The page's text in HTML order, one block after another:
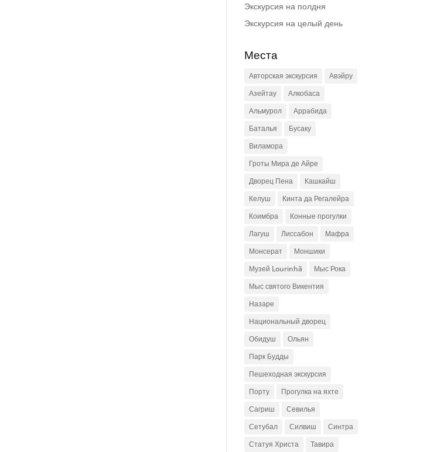
Экскурсия на полдня
Экскурсия на целый день
Места
Авторская экскурсия
Авэйру
Азейтау
Алкобаса
Альмурол
Аррабида
Баталья
Бусаку
Виламора
Гроты Мира де Айре
Дворец Пена
Кашкайш
Келуш
Кинта да Регалейра
Коимбра
Конные прогулки
Лагуш
Лиссабон
Мафра
Монсерат
Моншики
Музей Lourinhã
Мыс Рока
Мыс святого Викентия
Назаре
Национальный дворец
Обидуш
Ольян
Парк Будды
Пешеходная экскурсия
Порту
Прогулка на яхте
Сагриш
Севилья
Сетубал
Силвиш
Синтра
Статуя Христа
Тавира